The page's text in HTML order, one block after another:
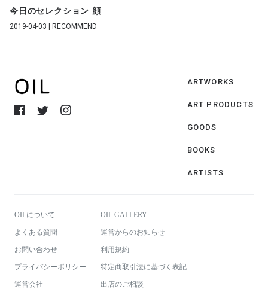
今日のセレクション 顔
2019-04-03 | RECOMMEND
ARTWORKS
ART PRODUCTS
GOODS
BOOKS
ARTISTS
OILについて OIL GALLERY
よくある質問 運営からのお知らせ
お問い合わせ 利用規約
プライバシーポリシー 特定商取引法に基づく表記
運営会社 出店のご相談